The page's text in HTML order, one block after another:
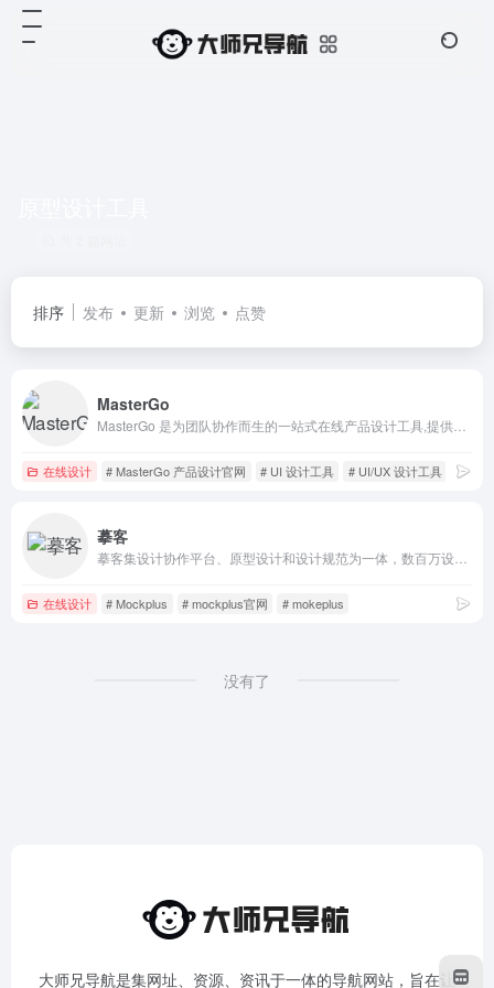
排序 发布 更新 浏览 点赞
MasterGo
在线设计 # MasterGo 产品设计官网 # UI 设计工具 # UI/UX 设计工具
摹客
在线设计 # Mockplus # mockplus官网 # mokeplus
没有了
大师兄导航是集网址、资源、资讯于一体的导航网站，旨在让